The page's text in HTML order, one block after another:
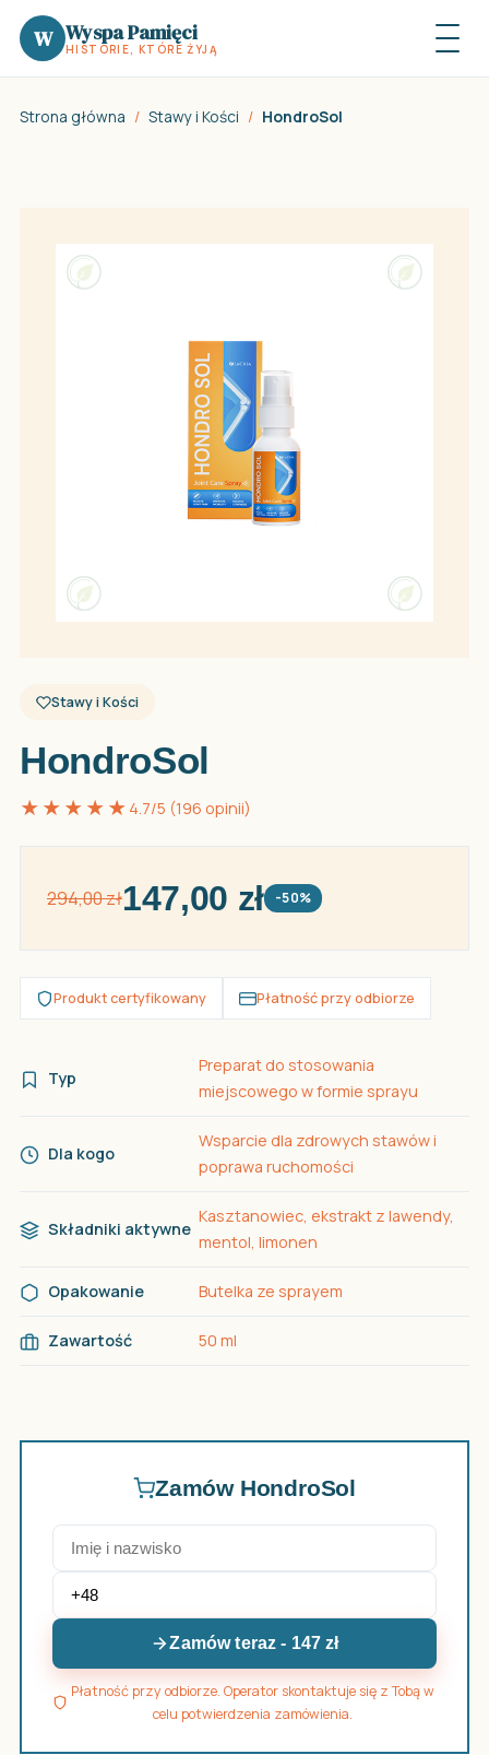
W Wyspa Pamięci
HISTORIE, KTÓRE ŻYJĄ
Strona główna / Stawy i Kości / HondroSol
Stawy i Kości
HondroSol
★★★★★ 4.7/5 (196 opinii)
294,00 zł147,00 zł -50%
Produkt certyfikowany Płatność przy odbiorze
Typ
Preparat do stosowania
miejscowego w formie sprayu
Dla kogo
Wsparcie dla zdrowych stawów i
poprawa ruchomości
Składniki aktywne
Kasztanowiec, ekstrakt z lawendy,
mentol, limonen
Opakowanie Butelka ze sprayem
Zawartość 50 ml
Zamów HondroSol
Zamów teraz - 147 zł
Płatność przy odbiorze. Operator skontaktuje się z Tobą w
celu potwierdzenia zamówienia.